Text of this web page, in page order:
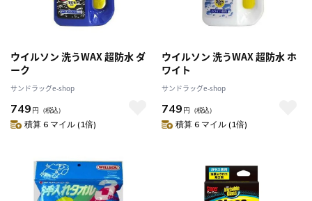
ウイルソン 洗うWAX 超防水 ダ
ーク
サンドラッグe-shop
749 円 （税込）
積算 6 マイル (1倍)
ウイルソン 洗うWAX 超防水 ホ
ワイト
サンドラッグe-shop
749 円 （税込）
積算 6 マイル (1倍)